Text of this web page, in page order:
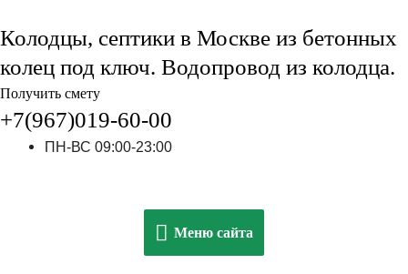
Колодцы, септики в Москве из бетонных
колец под ключ. Водопровод из колодца.
Получить смету
+7(967)019-60-00
ПН-ВС 09:00-23:00
Меню
Меню сайта